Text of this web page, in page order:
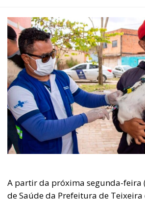
A partir da próxima segunda-feira
de Saúde da Prefeitura de Teixeira